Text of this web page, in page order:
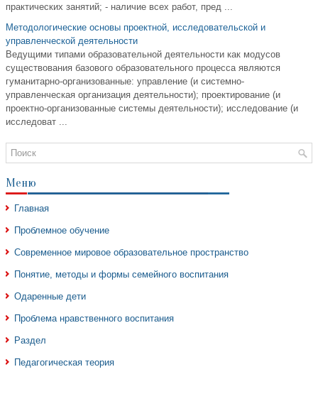
практических занятий; - наличие всех работ, пред ...
Методологические основы проектной, исследовательской и
управленческой деятельности
Ведущими типами образовательной деятельности как модусов
существования базового образовательного процесса являются
гуманитарно-организованные: управление (и системно-
управленческая организация деятельности); проектирование (и
проектно-организованные системы деятельности); исследование (и
исследоват ...
Меню
Главная
Проблемное обучение
Современное мировое образовательное пространство
Понятие, методы и формы семейного воспитания
Одаренные дети
Проблема нравственного воспитания
Раздел
Педагогическая теория